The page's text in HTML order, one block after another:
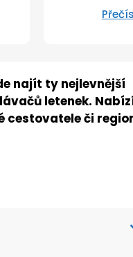
najít ty nejlevnější
letenek.
cestovatele či